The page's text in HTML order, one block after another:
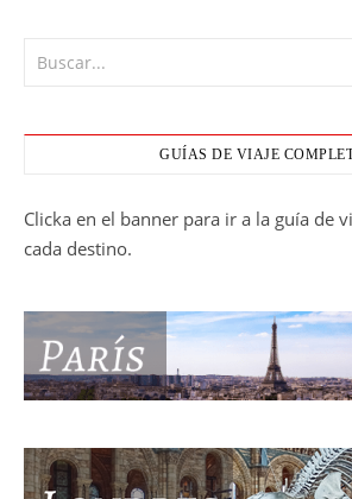
GUÍAS DE VIAJE
Clicka en el banner para ir a la guía de
cada destino.